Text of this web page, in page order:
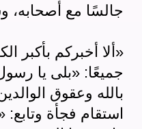
جالسًا مع أصحابه،
«ألا أخبركم بأكبر
جميعًا: «بلى يا
بالله وعقوق
استقام فجأة وتابع: